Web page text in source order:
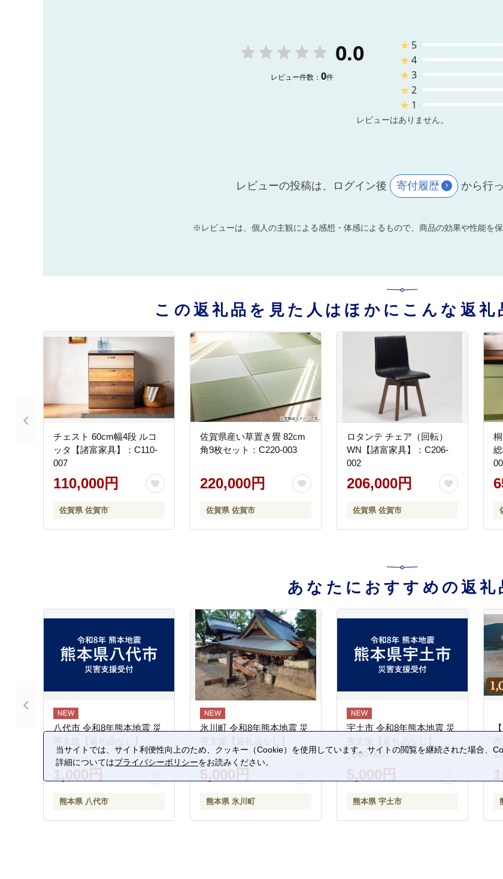
0.0
レビュー件数： 0件
★ 5
★4
★3
★2
★ 1
レビューはありません。
レビューの投稿は、ログイン後 寄付履歴 から行
※レビューは、個人の主観による感想・体感によるもので、商品の効果や性能を保
この返礼品を見た人はほかにこんな返礼
チェスト 60cm幅4段 ルコ
ッタ【諸富家具】：C110-
007
110,000円
佐賀県 佐賀市
佐賀県産い草置き畳 82cm
角9枚セット：C220-003
220,000円
佐賀県 佐賀市
ロタンテ チェア（回転）
WN【諸富家具】：C206-
002
206,000円
佐賀県 佐賀市
あなたにおすすめの返礼
八代市 令和8年熊本地震 災
害支援【返礼品なし】
1,000円
熊本県 八代市
氷川町 令和8年熊本地震 災
害支援【返礼品なし】
5,000円
熊本県 氷川町
宇土市 令和8年熊本地震 災
害支援【返礼品なし】
_U00-0001
5,000円
熊本県 宇土市
当サイトでは、サイト利便性向上のため、クッキー（Cookie）を使用しています。サイトの閲覧を継続された場合、
詳細についてはプライバシーポリシーをお読みください。